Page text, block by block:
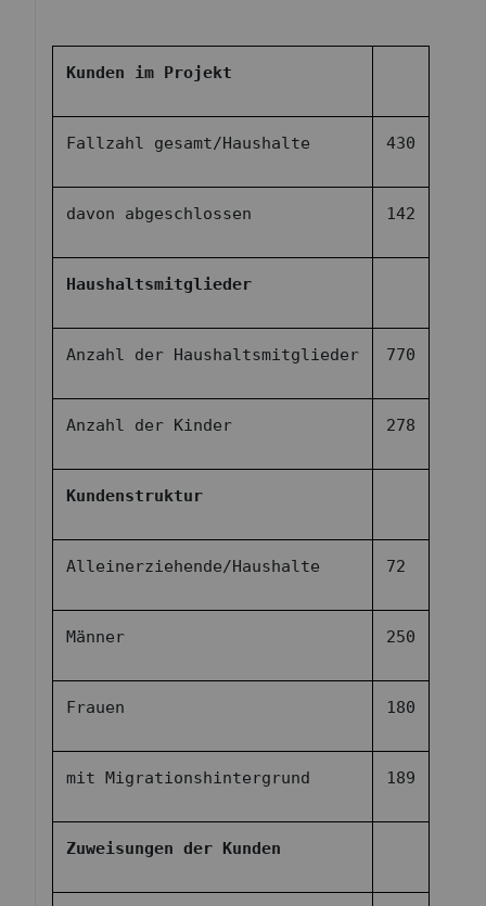
Kunden im Projekt
Fallzahl gesamt/Haushalte 430
davon abgeschlossen 142
Haushaltsmitglieder
Anzahl der Haushaltsmitglieder 770
Anzahl der Kinder 278
Kundenstruktur
Alleinerziehende/Haushalte 72
Männer 250
Frauen 180
mit Migrationshintergrund 189
Zuweisungen der Kunden